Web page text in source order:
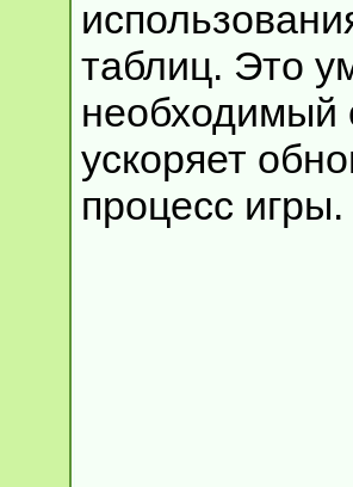
таблиц. Это
необходимый
ускоряет
процесс игры.